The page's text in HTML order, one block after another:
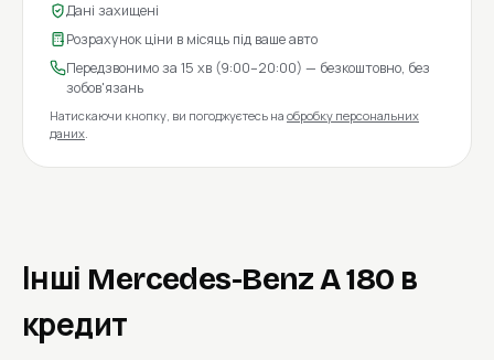
Дані захищені
Розрахунок ціни в місяць під ваше авто
Передзвонимо за 15 хв (9:00–20:00) — безкоштовно, без
зобов'язань
Натискаючи кнопку, ви погоджуєтесь на обробку персональних
даних.
Інші Mercedes-Benz A 180 в
кредит